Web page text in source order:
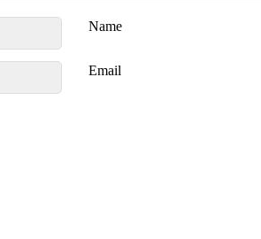
Name
Email